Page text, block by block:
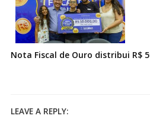
Nota Fiscal de Ouro distribui R$
LEAVE A REPLY: